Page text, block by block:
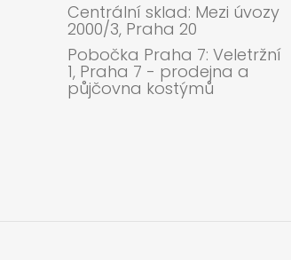
Centrální sklad: Mezi úvozy
2000/3, Praha 20
Pobočka Praha 7: Veletržní
1, Praha 7 - prodejna a
půjčovna kostýmů